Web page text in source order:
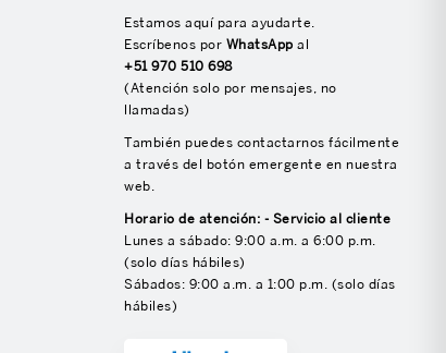
Estamos aquí para ayudarte.
Escríbenos por WhatsApp al
+51 970 510 698
(Atención solo por mensajes, no
llamadas)
También puedes contactarnos fácilmente
a través del botón emergente en nuestra
web.
Horario de atención: - Servicio al cliente
Lunes a sábado: 9:00 a.m. a 6:00 p.m.
(solo días hábiles)
Sábados: 9:00 a.m. a 1:00 p.m. (solo días
hábiles)